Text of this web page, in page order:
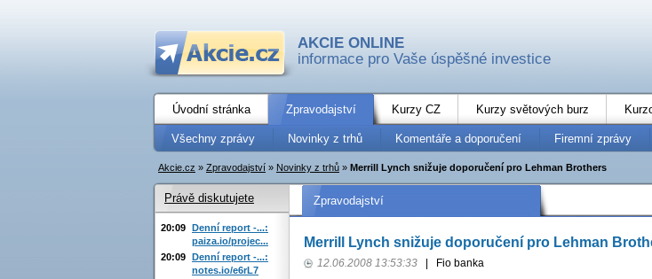
AKCIE ONLINE
informace pro Vaše úspěšné investice
Úvodní stránka Zpravodajství Kurzy CZ Kurzy světových burz
Všechny zprávy Novinky z trhů Komentáře a doporučení Firemní zprávy
Akcie.cz » Zpravodajství » Novinky z trhů » Merrill Lynch snižuje doporučení pro Lehman Brothers
Zpravodajství
Merrill Lynch snižuje doporučení pro Lehman
12.06.2008 13:53:33 Fio banka
Právě diskutujete
20:09 Denní report -...:
paiza.io/projec...
20:09 Denní report -...:
notes.io/e6rL7